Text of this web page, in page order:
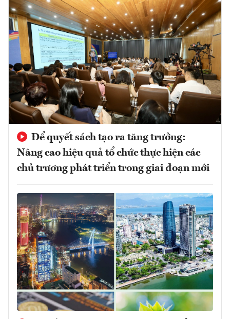
Để quyết sách tạo ra tăng trưởng:
Nâng cao hiệu quả tổ chức thực hiện các
chủ trương phát triển trong giai đoạn mới